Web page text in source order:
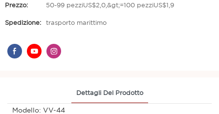
Prezzo: 50-99 pezziUS$2,0,&gt;=100 pezziUS$1,9
Spedizione: trasporto marittimo
Dettagli Del Prodotto
Modello: VV-44